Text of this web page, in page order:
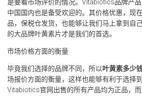
是要看市场评价的情况。Vitabiotics品牌产
中国国内也是备受欢迎的。其价格优惠，现
品，保税仓发货，也能够让我们马上拿到自
的大品牌叶黄素片才是我们的首选。
市场价格方面的衡量
毕竟我们选择的品牌不同，所以叶黄素多少
场报价方面的衡量，这样也能够有利于选择
Vitabiotics官网出售的所有产品均为正品，